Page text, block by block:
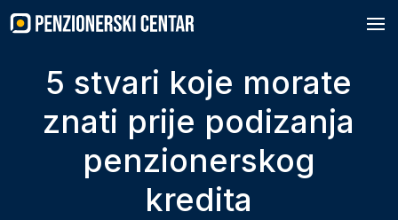
to
content
5 stvari koje morate
znati prije podizanja
penzionerskog
kredita